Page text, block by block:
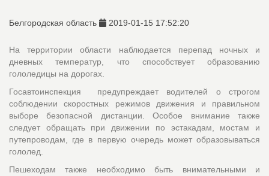
Белгородская область 2019-01-15 17:52:20
На территории области наблюдается перепад ночных и
дневных температур, что способствует образованию
гололедицы на дорогах.
Госавтоинспекция предупреждает водителей о строгом
соблюдении скоростных режимов движения и правильном
выборе безопасной дистанции. Особое внимание также
следует обращать при движении по эстакадам, мостам и
путепроводам, где в первую очередь может образовываться
гололед.
Пешеходам также необходимо быть внимательными и